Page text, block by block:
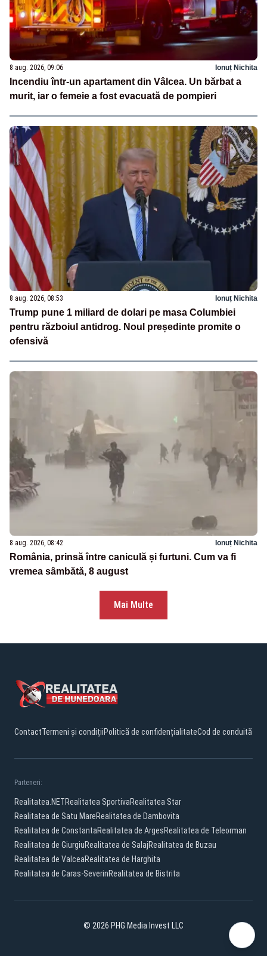
8 aug. 2026, 09:06 Ionuț Nichita
Incendiu într-un apartament din Vâlcea. Un bărbat a
murit, iar o femeie a fost evacuată de pompieri
8 aug. 2026, 08:53 Ionuț Nichita
Trump pune 1 miliard de dolari pe masa Columbiei
pentru războiul antidrog. Noul președinte promite o
ofensivă
8 aug. 2026, 08:42 Ionuț Nichita
România, prinsă între caniculă și furtuni. Cum va fi
vremea sâmbătă, 8 august
Mai Multe
ContactTermeni și condițiiPolitică de confidențialitateCod de conduită
Parteneri:
Realitatea.NETRealitatea SportivaRealitatea Star
Realitatea de Satu MareRealitatea de Dambovita
Realitatea de ConstantaRealitatea de ArgesRealitatea de Teleorman
Realitatea de GiurgiuRealitatea de SalajRealitatea de Buzau
Realitatea de ValceaRealitatea de Harghita
Realitatea de Caras-SeverinRealitatea de Bistrita
© 2026 PHG Media Invest LLC